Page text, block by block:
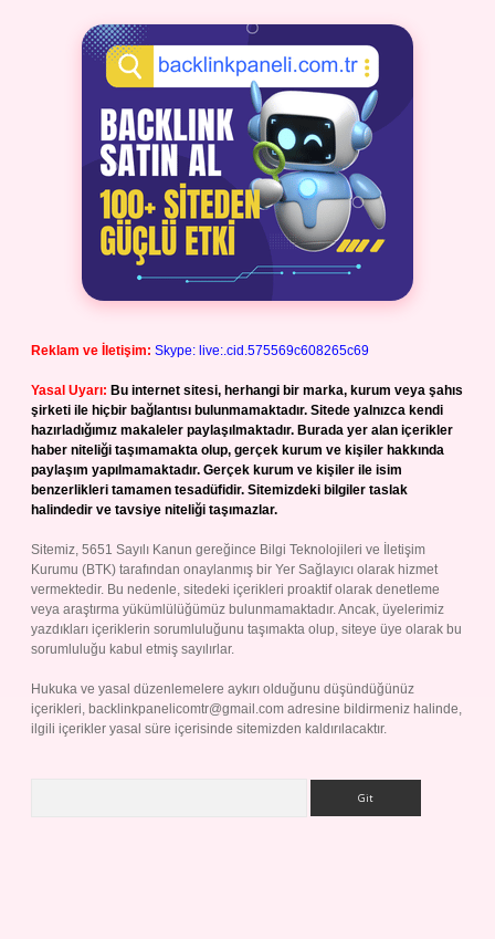
Reklam ve İletişim: Skype: live:.cid.575569c608265c69
Yasal Uyarı: Bu internet sitesi, herhangi bir marka, kurum veya şahıs
şirketi ile hiçbir bağlantısı bulunmamaktadır. Sitede yalnızca kendi
hazırladığımız makaleler paylaşılmaktadır. Burada yer alan içerikler
haber niteliği taşımamakta olup, gerçek kurum ve kişiler hakkında
paylaşım yapılmamaktadır. Gerçek kurum ve kişiler ile isim
benzerlikleri tamamen tesadüfidir. Sitemizdeki bilgiler taslak
halindedir ve tavsiye niteliği taşımazlar.
Sitemiz, 5651 Sayılı Kanun gereğince Bilgi Teknolojileri ve İletişim
Kurumu (BTK) tarafından onaylanmış bir Yer Sağlayıcı olarak hizmet
vermektedir. Bu nedenle, sitedeki içerikleri proaktif olarak denetleme
veya araştırma yükümlülüğümüz bulunmamaktadır. Ancak, üyelerimiz
yazdıkları içeriklerin sorumluluğunu taşımakta olup, siteye üye olarak bu
sorumluluğu kabul etmiş sayılırlar.
Hukuka ve yasal düzenlemelere aykırı olduğunu düşündüğünüz
içerikleri, backlinkpanelicomtr@gmail.com adresine bildirmeniz halinde,
ilgili içerikler yasal süre içerisinde sitemizden kaldırılacaktır.